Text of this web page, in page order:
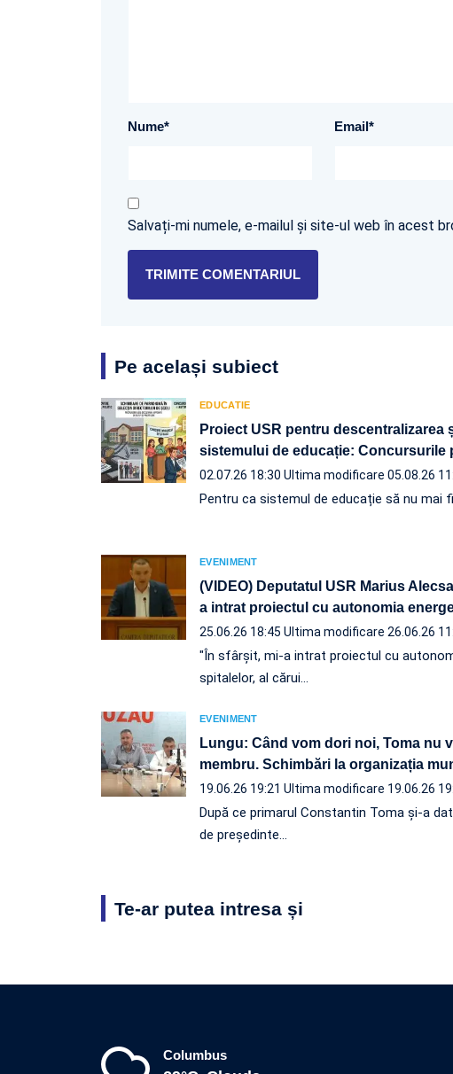
Nume* Email*
Salvați-mi numele, e-mailul și site-ul web în acest
Pe același subiect
EDUCATIE
Proiect USR pentru descentralizarea
sistemului de educație: Concursurile
02.07.26 18:30 Ultima modificare 05.08.26
Pentru ca sistemul de educație să nu mai
EVENIMENT
(VIDEO) Deputatul USR Marius
a intrat proiectul cu autonomia
25.06.26 18:45 Ultima modificare 26.06.26
"În sfârșit, mi-a intrat proiectul cu
spitalelor, al cărui…
EVENIMENT
Lungu: Când vom dori noi, Toma nu
membru. Schimbări la organizația
19.06.26 19:21 Ultima modificare 19.06.26
După ce primarul Constantin Toma și-a
de președinte…
Te-ar putea intresa și
Columbus